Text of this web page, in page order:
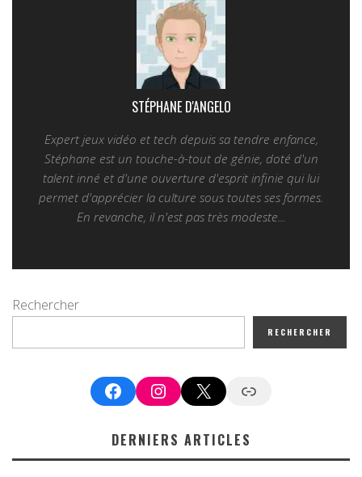
STÉPHANE D'ANGELO
Expert jeux vidéo et tech depuis sa tendre enfance,
Stéphane est un touche-à-tout de génie, doté d'un
talent inné et d'une ouverture d'esprit infinie qui lui
permet d'apprécier la culture sous toutes ses formes.
En revanche, il n'est pas très modeste...
Rechercher
RECHERCHER
FacebookInstagram
X Google News
DERNIERS ARTICLES